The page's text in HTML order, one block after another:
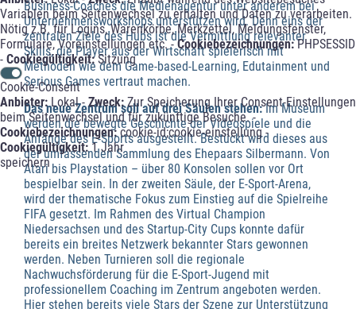
Variablen beim Seitenwechsel zu erhalten und Daten zu verarbeiten.
Nötig z.B. für Logins, Warenkörbe, Merkzettel, Meldungsfenster,
Formulare, Voreinstellungen etc. -Cookiebezeichnungen:PHPSESSID
- Cookiegültigkeit:Sitzung
Cookie-Consent
Anbieter:Lokal -Zweck:Zur Speicherung Ihrer Consent-Einstellungen
beim Seitenwechsel und für zukünftige Besuche. -
Cookiebezeichnungen:cookie-id;cookie-einstellung -
Cookiegültigkeit:1 Jahr
speichern
Business-Coaches die Medienagentur unter anderem bei
Unternehmensworkshops unterstützen wird. Denn eins der
zentralen Ziele des Hubs ist die Vermittlung relevanter
Skills, die Player aus der Wirtschaft spielerisch mit
Methoden wie dem Game-based-Learning, Edutainment und
Serious Games vertraut machen.
Das neue Zentrum soll auf drei Säulen stehen:Im Museum
werden die bewegte Geschichte der Videospiele und die
Anfänge des E-Sports ausgestellt. Bestückt wird dieses aus
der umfassenden Sammlung des Ehepaars Silbermann. Von
Atari bis Playstation – über 80 Konsolen sollen vor Ort
bespielbar sein. In der zweiten Säule, der E-Sport-Arena,
wird der thematische Fokus zum Einstieg auf die Spielreihe
FIFA gesetzt. Im Rahmen des Virtual Champion
Niedersachsen und des Startup-City Cups konnte dafür
bereits ein breites Netzwerk bekannter Stars gewonnen
werden. Neben Turnieren soll die regionale
Nachwuchsförderung für die E-Sport-Jugend mit
professionellem Coaching im Zentrum angeboten werden.
Hier stehen bereits viele Stars der Szene zur Unterstützung